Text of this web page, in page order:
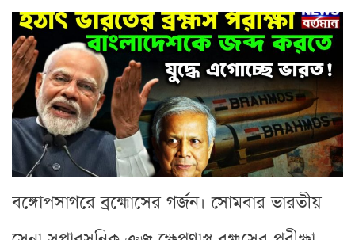
বঙ্গোপসাগরে ব্রহ্মোসের গর্জন। সোমবার ভারতীয়